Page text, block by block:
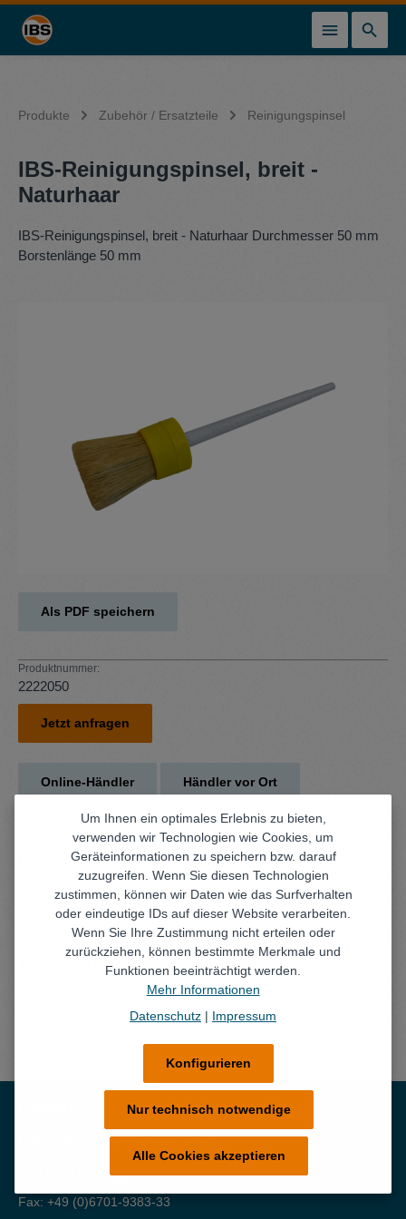
springen
Produkte Zubehör / Ersatzteile Reinigungspinsel
IBS-Reinigungspinsel, breit -
Naturhaar
IBS-Reinigungspinsel, breit - Naturhaar Durchmesser 50 mm
Borstenlänge 50 mm
Als PDF speichern
Produktnummer:
2222050
Jetzt anfragen
Online-Händler Händler vor Ort
Beschreibung
Der IBS Spezialpinsel ist ein Hohlpinsel, breit, mit Naturhaar
Borsten, der speziell für den Einsatz im IBS-Teilereinig…
Technische Daten
Unterstützung und Beratung unter:
+49 (6701) 93830
Fax: +49 (0)6701-9383-33
Um Ihnen ein optimales Erlebnis zu bieten,
verwenden wir Technologien wie Cookies, um
Geräteinformationen zu speichern bzw. darauf
zuzugreifen. Wenn Sie diesen Technologien
zustimmen, können wir Daten wie das Surfverhalten
oder eindeutige IDs auf dieser Website verarbeiten.
Wenn Sie Ihre Zustimmung nicht erteilen oder
zurückziehen, können bestimmte Merkmale und
Funktionen beeinträchtigt werden.
Mehr Informationen
Datenschutz | Impressum
Nur technisch notwendige
Konfigurieren
Alle Cookies akzeptieren